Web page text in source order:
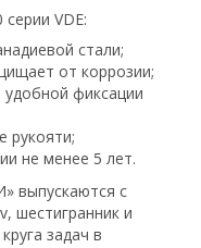
VDE:
стали;
от коррозии;
фиксации
рукояти;
не менее 5 лет.
выпускаются с
шестигранник и
задач в